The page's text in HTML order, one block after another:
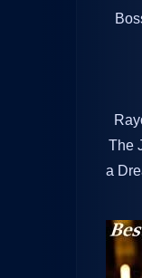
The
a